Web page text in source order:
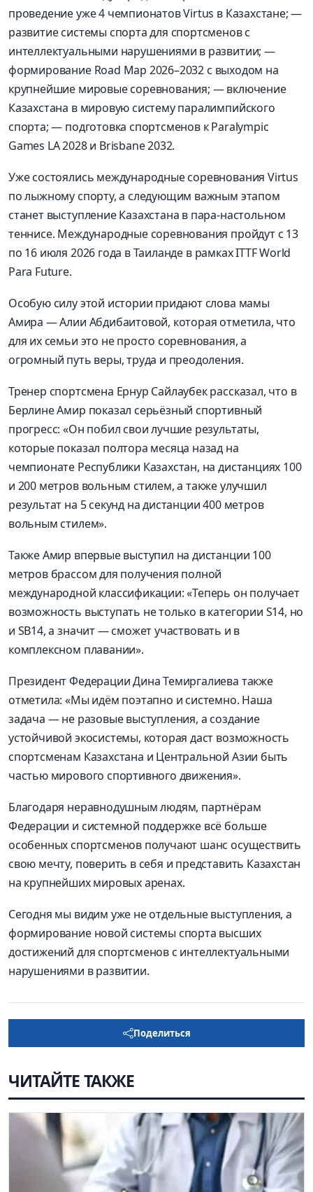
проведение уже4 чемпионатовVirtus в Казахстане; —
развитие системы спортадля спортсменов с
интеллектуальными нарушениями в развитии; —
формирование Road Map 2026–2032 с выходом на
крупнейшие мировые соревнования; — включение
Казахстана в мировую систему паралимпийского
спорта; — подготовка спортсменов кParalympic
Games LA 2028 и Brisbane2032.
Уже состоялись международные соревнования Virtus
по лыжному спорту,а следующим важным этапом
станет выступление Казахстана в пара-настольном
теннисе. Международные соревнования пройдут с 13
по 16 июля 2026 года в Таиланде в рамкахITTF World
Para Future.
Особую силу этой истории придают слова мамы
Амира — Алии Абдибаитовой, которая отметила, что
для их семьи это не просто соревнования,а
огромный путь веры,труда и преодоления.
Тренер спортсмена Ернур Сайлаубекрассказал, что в
Берлине Амир показал серьёзный спортивный
прогресс: «Он побил свои лучшие результаты,
которые показал полтора месяца назад на
чемпионате Республики Казахстан, на дистанциях 100
и 200 метров вольным стилем,а также улучшил
результат на 5секунд на дистанции400 метров
вольным стилем».
Также Амир впервые выступил на дистанции 100
метров брассом для получения полной
международной классификации: «Теперь он получает
возможность выступать не только в категории S14, но
и SB14,а значит — сможет участвовать и в
комплексном плавании».
Президент Федерации ДинаТемиргалиева также
отметила: «Мы идём поэтапно и системно. Наша
задача — не разовые выступления, а создание
устойчивой экосистемы, которая даст возможность
спортсменам Казахстана и Центральной Азии быть
частью мирового спортивного движения».
Благодаря неравнодушным людям, партнёрам
Федерации и системной поддержке всё больше
особенных спортсменов получают шанс осуществить
свою мечту, поверить в себя и представить Казахстан
на крупнейших мировых аренах.
Сегодня мы видим уже не отдельные выступления, а
формирование новой системы спорта высших
достижений для спортсменов с интеллектуальными
нарушениями в развитии.
Поделиться
ЧИТАЙТЕ ТАКЖЕ